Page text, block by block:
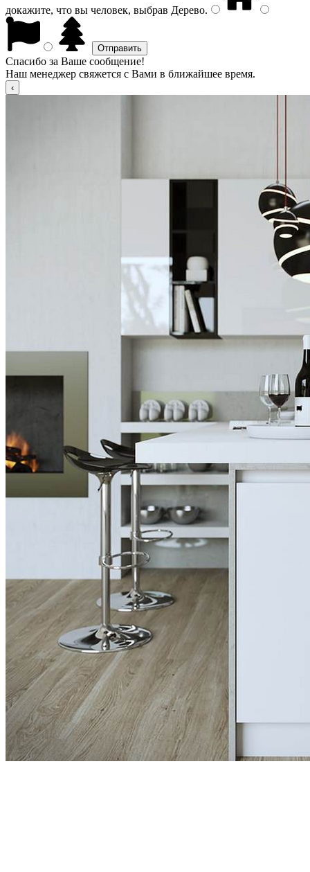
докажите, что вы человек, выбрав Дерево.
Спасибо за Ваше сообщение!
Наш менеджер свяжется с Вами в ближайшее время.